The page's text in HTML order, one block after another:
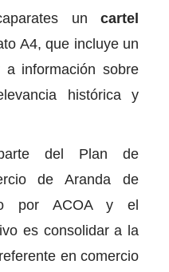
un cartel
A4, que incluye un
información sobre
histórica y
del Plan de
de Aranda de
por ACOA y el
es consolidar a la
en comercio